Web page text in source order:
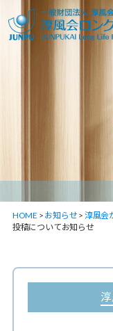
HOME > お知らせ> 淳風会
投稿についてお知らせ
テ